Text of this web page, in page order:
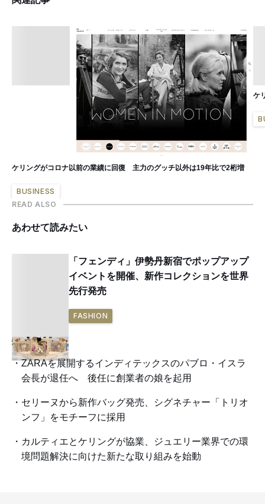
ケリングがコロナ以前の業績に回復 主力のグッチ以外は19年比で2桁増
BUSINESS
ケ
READ ALSO
あわせて読みたい
「フェンディ」伊勢丹新宿でポップアップ
イベントを開催、新作コレクションを世界
先行発売
FASHION
ZARAを展開するインディテックスのパブロ・イスラ
会長が退任へ 後任に創業者の娘を起用
セリーヌから新作バッグ発売、シグネチャー「トリオ
ンフ」をモチーフに採用
カルティエとケリングが協業、ジュエリー業界での環
境問題解決に向けた新たな取り組みを始動